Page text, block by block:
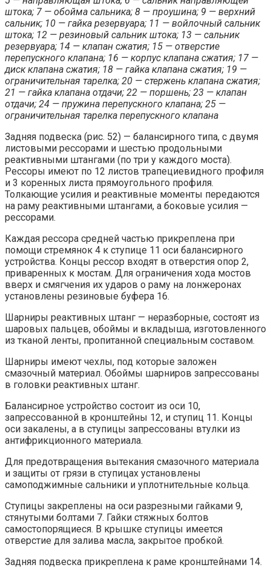
штока; 7 — обойма сальника; 8 — проушина; 9 — верхний
сальник; 10 — гайка резервуара; 11 — войлочный сальник
штока; 12 — резиновый сальник штока; 13 — сальник
резервуара; 14 — клапан сжатия; 15 — отверстие
перепускного клапана; 16 — корпус клапана сжатия; 17 —
диск клапана сжатия; 18 — гайка клапана сжатия; 19 —
ограничительная тарелка; 20 — стержень клапана сжатия;
21 — гайка клапана отдачи; 22 — поршень; 23 — клапан
отдачи; 24 — пружина перепускного клапана; 25 —
ограничительная тарелка перепускного клапана
Задняя подвеска (рис. 52) — балансирного типа, с двумя
листовыми рессорами и шестью продольными
реактивными штангами (по три у каждого моста).
Рессоры имеют по 12 листов трапециевидного профиля
и 3 коренных листа прямоугольного профиля.
Толкающие усилия и реактивные моменты передаются
на раму реактивными штангами, а боковые усилия —
рессорами.
Каждая рессора средней частью прикреплена при
помощи стремянок 4 к ступице 11 оси балансирного
устройства. Концы рессор входят в отверстия опор 2,
приваренных к мостам. Для ограничения хода мостов
вверх и смягчения их ударов о раму на лонжеронах
установлены резиновые буфера 16.
Шарниры реактивных штанг — неразборные, состоят из
шаровых пальцев, обоймы и вкладыша, изготовленного
из тканой ленты, пропитанной специальным составом.
Шарниры имеют чехлы, под которые заложен
смазочный материал. Обоймы шарниров запрессованы
в головки реактивных штанг.
Балансирное устройство состоит из оси 10,
запрессованной в кронштейны 12, и ступиц 11. Концы
оси закалены, а в ступицы запрессованы втулки из
антифрикционного материала.
Для предотвращения вытекания смазочного материала
и защиты от грязи в ступицах установлены
самоподжимные сальники и уплотнительные кольца.
Ступицы закреплены на оси разрезными гайками 9,
стянутыми болтами 7. Гайки стяжных болтов
самостопорящиеся. В крышке ступицы имеется
отверстие для залива масла, закрытое пробкой.
Задняя подвеска прикреплена к раме кронштейнами 14.